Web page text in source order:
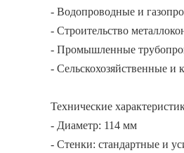
- Водопроводные и
- Строительство
- Промышленные
- Сельскохозяйственные и
Технические
- Диаметр: 114 мм
- Стенки: стандартные и